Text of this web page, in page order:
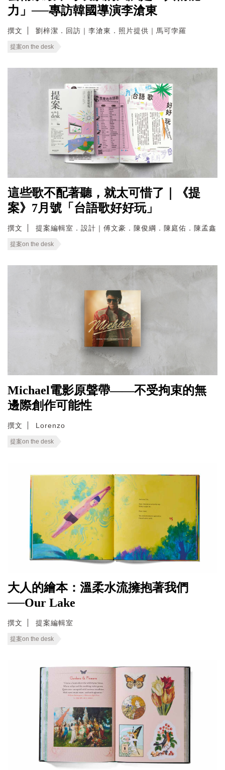
力」──專訪韓國導演李滄東
撰文 劉梓潔．回訪｜李滄東．照片提供｜馬可孛羅
提案on the desk
這些歌不配著聽，就太可惜了｜《提
案》7月號「台語歌好好玩」
撰文 提案編輯室．設計｜傅文豪．陳俊綱．陳庭佑．陳孟鑫
提案on the desk
Michael電影原聲帶——不受拘束的無
邊際創作可能性
撰文 Lorenzo
提案on the desk
大人的繪本：溫柔水流擁抱著我們
──Our Lake
撰文 提案編輯室
提案on the desk